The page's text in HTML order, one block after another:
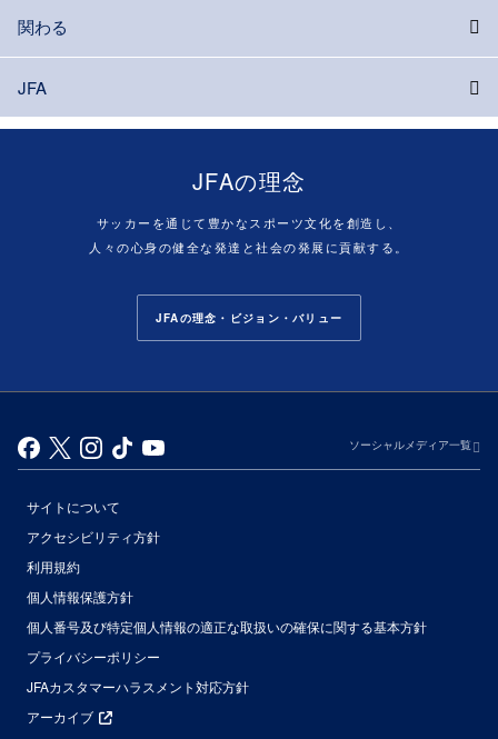
関わる
JFA
JFAの理念
サッカーを通じて豊かなスポーツ文化を創造し、
人々の心身の健全な発達と社会の発展に貢献する。
JFAの理念・ビジョン・バリュー
ソーシャルメディア一覧
サイトについて
アクセシビリティ方針
利用規約
個人情報保護方針
個人番号及び特定個人情報の適正な取扱いの確保に関する基本方針
プライバシーポリシー
JFAカスタマーハラスメント対応方針
アーカイブ